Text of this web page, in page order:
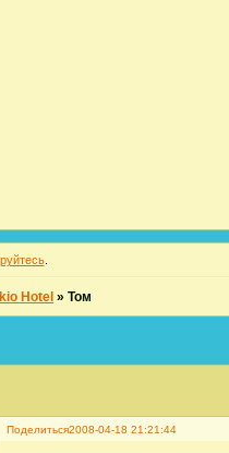
.
Hotel »Том
Поделиться2008-04-18 21:21:44